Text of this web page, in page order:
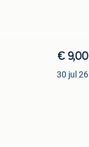
€ 9,00
30 jul 26